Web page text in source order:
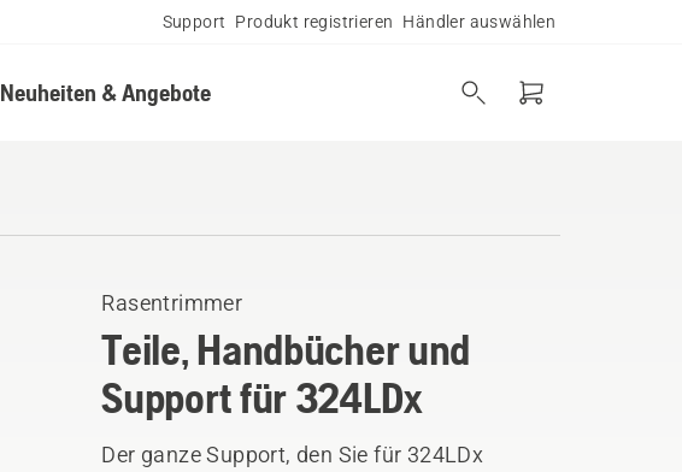
Support Produkt registrieren Händler auswählen
Neuheiten & Angebote
Rasentrimmer
Teile, Handbücher und
Support für 324LDx
Der ganze Support, den Sie für 324LDx